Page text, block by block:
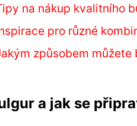
na nákup kvalitního
pro různé
způsobem
a jak se